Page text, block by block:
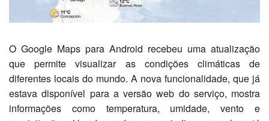
O Google Maps para Android recebeu uma atualização
que permite visualizar as condições climáticas de
diferentes locais do mundo. A nova funcionalidade, que já
estava disponível para a versão web do serviço, mostra
informações como temperatura, umidade, vento e